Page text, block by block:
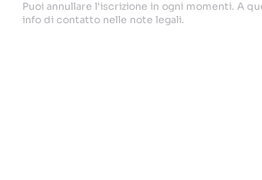
Puoi annullare l'iscrizione in ogni momenti. A
info di contatto nelle note legali.